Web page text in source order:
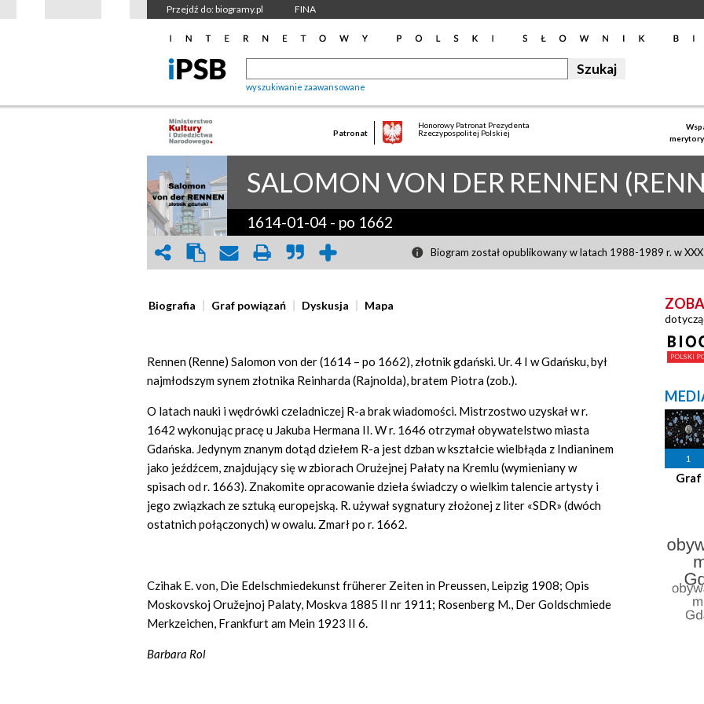
Przejdź do: biogramy.pl FINA
wyszukiwanie zaawansowane
Patronat
Honorowy Patronat Prezydenta
Rzeczypospolitej Polskiej
SALOMON VON DER RENNEN
1614-01-04 - po 1662
Biogram został opublikowany w latach 1988-1989 r. w
Biografia Graf powiązań Dyskusja Mapa
Rennen (Renne) Salomon von der (1614 – po 1662), złotnik gdański. Ur. 4 I w Gdańsku, był
najmłodszym synem złotnika Reinharda (Rajnolda), bratem Piotra (zob.).
O latach nauki i wędrówki czeladniczej R-a brak wiadomości. Mistrzostwo uzyskał w r.
1642 wykonując pracę u Jakuba Hermana II. W r. 1646 otrzymał obywatelstwo miasta
Gdańska. Jedynym znanym dotąd dziełem R-a jest dzban w kształcie wielbłąda z Indianinem
jako jeźdźcem, znajdujący się w zbiorach Orużejnej Pałaty na Kremlu (wymieniany w
spisach od r. 1663). Znakomite opracowanie dzieła świadczy o wielkim talencie artysty i
jego związkach ze sztuką europejską. R. używał sygnatury złożonej z liter «SDR» (dwóch
ostatnich połączonych) w owalu. Zmarł po r. 1662.
Czihak E. von, Die Edelschmiedekunst früherer Zeiten in Preussen, Leipzig 1908; Opis
Moskovskoj Oružejnoj Palaty, Moskva 1885 II nr 1911; Rosenberg M., Der Goldschmiede
Merkzeichen, Frankfurt am Mein 1923 II 6.
Barbara Rol
1
Graf